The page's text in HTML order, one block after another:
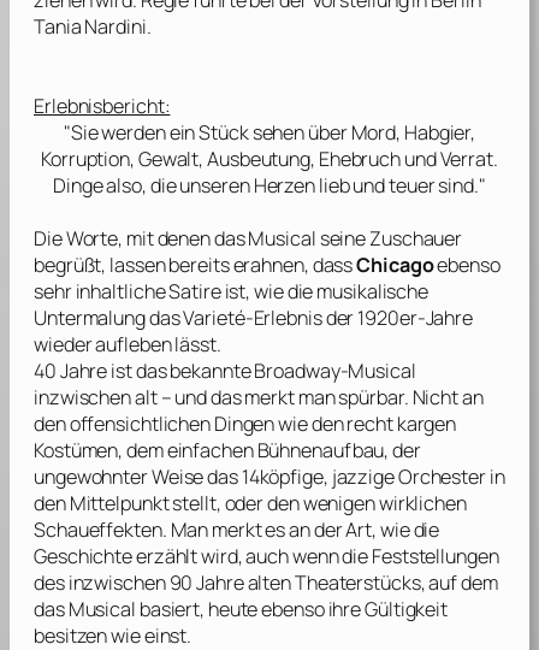
Tania Nardini.
Erlebnisbericht:
"Sie werden ein Stück sehen über Mord, Habgier,
Korruption, Gewalt, Ausbeutung, Ehebruch und Verrat.
Dinge also, die unseren Herzen lieb und teuer sind."
Die Worte, mit denen das Musical seine Zuschauer
begrüßt, lassen bereits erahnen, dassChicagoebenso
sehr inhaltliche Satire ist, wie die musikalische
Untermalung das Varieté-Erlebnis der 1920er-Jahre
wieder aufleben lässt.
40 Jahre ist das bekannte Broadway-Musical
inzwischen alt – und das merkt man spürbar. Nicht an
den offensichtlichen Dingen wie den recht kargen
Kostümen, dem einfachen Bühnenaufbau, der
ungewohnter Weise das 14köpfige, jazzige Orchester in
den Mittelpunkt stellt, oder den wenigen wirklichen
Schaueffekten. Man merkt es an der Art, wie die
Geschichte erzählt wird, auch wenn die Feststellungen
des inzwischen 90 Jahre alten Theaterstücks, auf dem
das Musical basiert, heute ebenso ihre Gültigkeit
besitzen wie einst.